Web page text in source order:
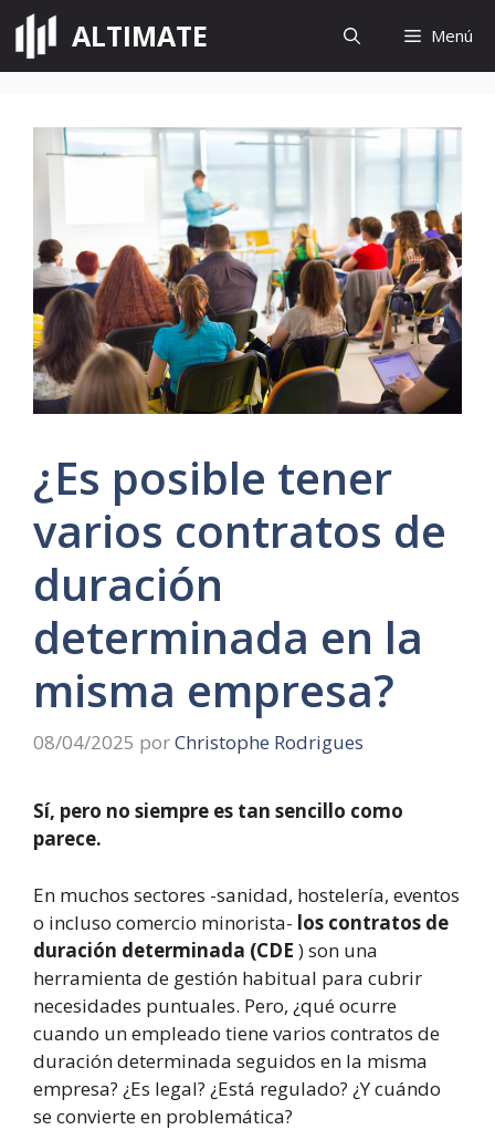
Saltar
contenido
ALTIMATE Menú
¿Es posible tener
varios contratos de
duración
determinada en la
misma empresa?
08/04/2025 porChristophe Rodrigues
Sí, pero no siempre es tan sencillo como
parece.
En muchos sectores -sanidad, hostelería, eventos
o incluso comercio minorista- los contratos de
duración determinada (CDE ) son una
herramienta de gestión habitual para cubrir
necesidades puntuales. Pero, ¿qué ocurre
cuando un empleado tiene varios contratos de
duración determinada seguidos en la misma
empresa? ¿Es legal? ¿Está regulado? ¿Y cuándo
se convierte en problemática?